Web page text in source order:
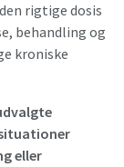
rigtige dosis
behandling og
kroniske
eller